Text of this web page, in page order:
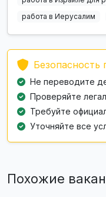
работа в Иерусалим
Безопасность
Не переводите
Проверяйте
Требуйте
Уточняйте все
Похожие